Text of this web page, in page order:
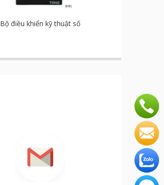
Bộ điều khiển kỹ thuật số